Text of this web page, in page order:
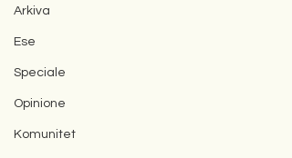
Arkiva
Ese
Speciale
Opinione
Komunitet